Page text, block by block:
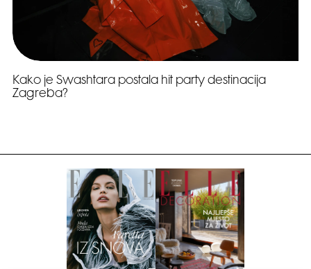
Kako je Swashtara postala hit party destinacija
Zagreba?